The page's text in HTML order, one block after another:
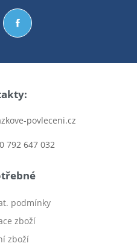
povleceni.cz
792 647 032
podmínky
zboží
zboží